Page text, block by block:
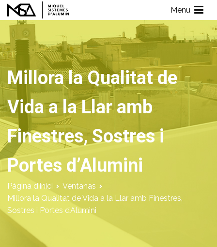
Vés
al
contingut
Miquel Sistemes d'Alumini
Empresa de Aluminios con más de 40 años de experiencia
Menu
Millora la Qualitat de
Vida a la Llar amb
Finestres, Sostres i
Portes d’Alumini
Pàgina d'inici
Ventanas
Millora la Qualitat de Vida a la Llar amb Finestres,
Sostres i Portes d’Alumini